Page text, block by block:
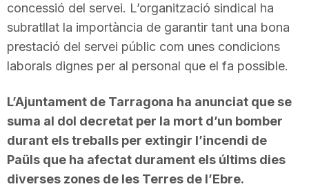
concessió del servei. L’organització sindical ha
subratllat la importància de garantir tant una bona
prestació del servei públic com unes condicions
laborals dignes per al personal que el fa possible.
L’Ajuntament de Tarragona ha anunciat que se
suma al dol decretat per la mort d’un bomber
durant els treballs per extingir l’incendi de
Paüls que ha afectat durament els últims dies
diverses zones de les Terres de l’Ebre.